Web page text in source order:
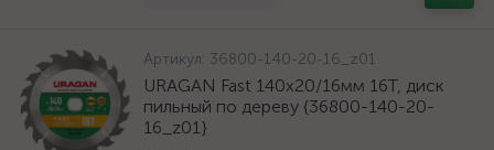
Артикул: 36800-140-20-16_z01
URAGAN Fast 140x20/16мм 16Т, диск
пильный по дереву {36800-140-20-
16_z01}